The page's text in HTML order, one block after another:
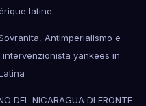
latine.
Antimperialismo e
yankees in
DEL NICARAGUA DI FRONTE